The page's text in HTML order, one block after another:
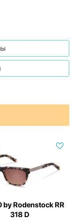
by Rodenstock RR
318 D